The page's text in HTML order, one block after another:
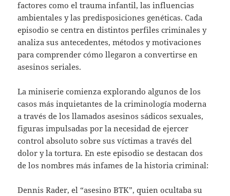
factores como el trauma infantil, las influencias
ambientales y las predisposiciones genéticas. Cada
episodio se centra en distintos perfiles criminales y
analiza sus antecedentes, métodos y motivaciones
para comprender cómo llegaron a convertirse en
asesinos seriales.
La miniserie comienza explorando algunos de los
casos más inquietantes de la criminología moderna
a través de los llamados asesinos sádicos sexuales,
figuras impulsadas por la necesidad de ejercer
control absoluto sobre sus víctimas a través del
dolor y la tortura. En este episodio se destacan dos
de los nombres más infames de la historia criminal:
Dennis Rader, el “asesino BTK”, quien ocultaba su